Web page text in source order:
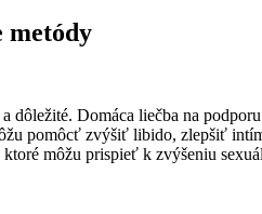
metódy
Domáca liečba na
pomôcť zvýšiť libido, zlepšiť
môžu prispieť k zvýšeniu